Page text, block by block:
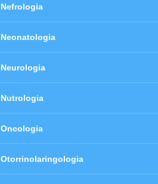
Nefrologia
Neonatologia
Neurologia
Nutrologia
Oncologia
Otorrinolaringologia